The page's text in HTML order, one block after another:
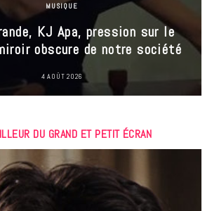
MUSIQUE
KJ Apa, pression sur le
obscure de notre société
4 AOÛT 2026
DU GRAND ET PETIT ÉCRAN